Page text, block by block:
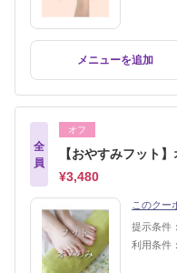
メニューを追加
全
員
オフ
【おやすみフット
¥3,480
このクー
提示条件：
利用条件：